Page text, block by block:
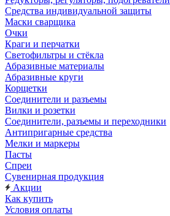
Средства индивидуальной защиты
Маски сварщика
Очки
Краги и перчатки
Светофильтры и стёкла
Абразивные материалы
Абразивные круги
Корщетки
Соединители и разъемы
Вилки и розетки
Соединители, разъемы и переходники
Антипригарные средства
Мелки и маркеры
Пасты
Спреи
Сувенирная продукция
Акции
Как купить
Условия оплаты